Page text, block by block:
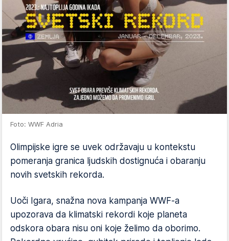
Foto: WWF Adria
Olimpijske igre se uvek održavaju u kontekstu
pomeranja granica ljudskih dostignuća i obaranju
novih svetskih rekorda.
Uoči Igara, snažna nova kampanja WWF-a
upozorava da klimatski rekordi koje planeta
odskora obara nisu oni koje želimo da oborimo.